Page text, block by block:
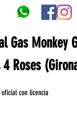
oficial con licencia
Roses
Gas Monkey